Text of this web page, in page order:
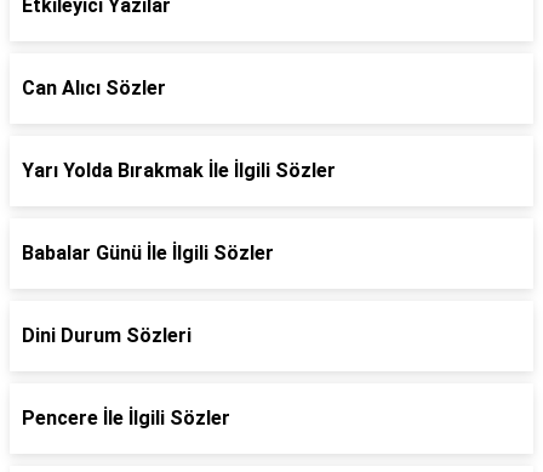
Etkileyici Yazılar
Can Alıcı Sözler
Yarı Yolda Bırakmak İle İlgili Sözler
Babalar Günü İle İlgili Sözler
Dini Durum Sözleri
Pencere İle İlgili Sözler